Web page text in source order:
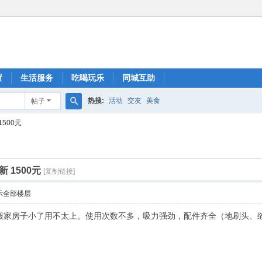
生活服务 吃喝玩乐 同城互助
帖子 热搜: 活动 交友 美食
元
1500元 [复制链接]
全部楼层
房子小了用不太上。使用次数不多，吸力强劲，配件齐全（地刷头